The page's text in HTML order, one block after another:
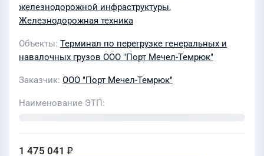
железнодорожной инфраструктуры,
Железнодорожная техника
Объекты Терминал по перегрузке генеральных и
навалочных грузов ООО "Порт Мечел-Темрюк"
Заказчик ООО "Порт Мечел-Темрюк"
Наименование ЭТП
1 475 041 ₽